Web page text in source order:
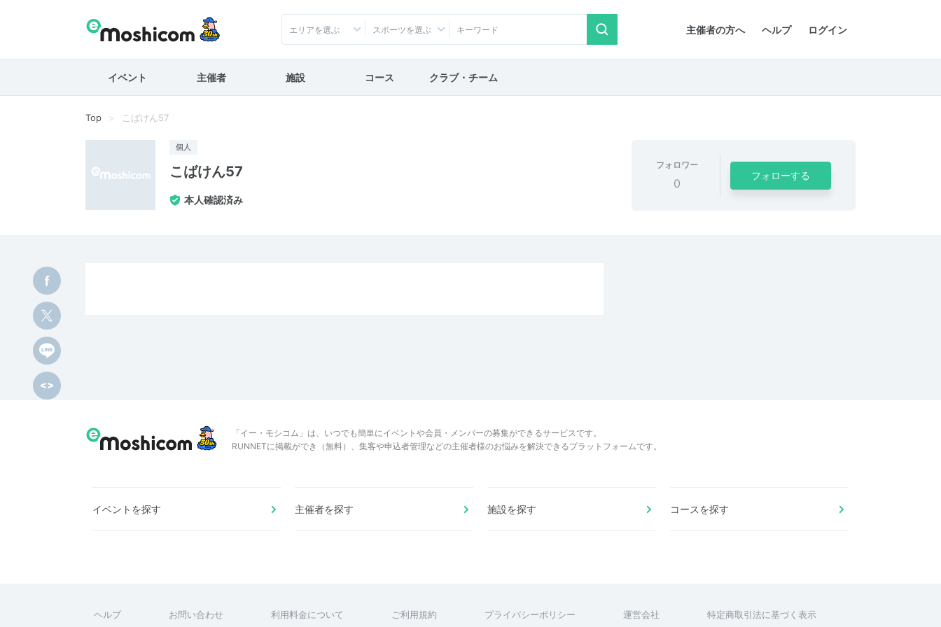
主催者の方へ ヘルプ ログイン
エリアを選ぶ スポーツを選ぶ
イベント 主催者 施設 コース クラブ・チーム
Top こばけん57
個人
こばけん57
本人確認済み
フォロワー
0
フォローする
「イー・モシコム」は、いつでも簡単にイベントや会員・メンバーの募集ができるサービスです。
RUNNETに掲載ができ（無料）、集客や申込者管理などの主催者様のお悩みを解決できるプラットフォームです。
イベントを探す 主催者を探す 施設を探す コースを探す
ヘルプ お問い合わせ 利用料金について ご利用規約 プライバシーポリシー 運営会社 特定商取引法に基づく表示